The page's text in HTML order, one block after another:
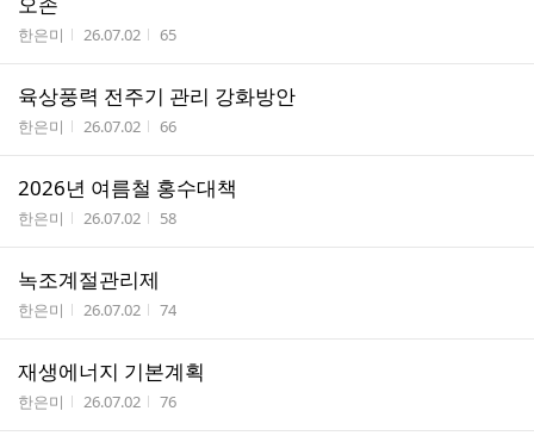
작성자
한은미 작성시간
26.07.02 조회수
65
육상풍력 전주기 관리 강화방안
작성자
한은미 작성시간
26.07.02 조회수
66
2026년 여름철 홍수대책
작성자
한은미 작성시간
26.07.02 조회수
58
녹조계절관리제
작성자
한은미 작성시간
26.07.02 조회수
74
재생에너지 기본계획
작성자
한은미 작성시간
26.07.02 조회수
76